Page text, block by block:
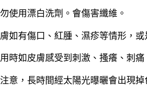
使用漂白洗劑。會傷害纖維。
如有傷口、紅腫、濕疹等情形，或
時如皮膚感受到刺激、搔癢、刺
意，長時間經太陽光曝曬會出現掉